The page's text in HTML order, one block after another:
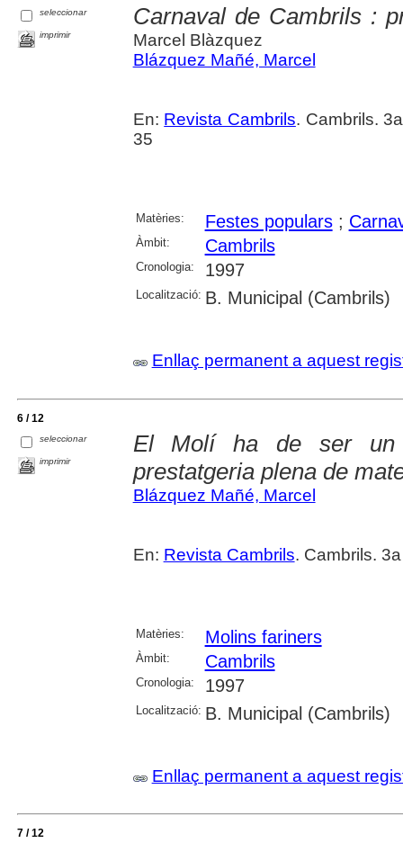
seleccionar
imprimir
Carnaval de Cambrils :
Marcel Blàzquez
Blázquez Mañé, Marcel
En: Revista Cambrils. Cambrils.
35
Matèries: Festes populars;
Àmbit: Cambrils
Cronologia: 1997
Localització: B. Municipal (Cambrils)
Enllaç permanent a aquest
6 / 12
seleccionar
imprimir
El Molí ha de ser un
prestatgeria plena de
Blázquez Mañé, Marcel
En: Revista Cambrils. Cambrils.
Matèries: Molins fariners
Àmbit: Cambrils
Cronologia: 1997
Localització: B. Municipal (Cambrils)
Enllaç permanent a aquest
7 / 12